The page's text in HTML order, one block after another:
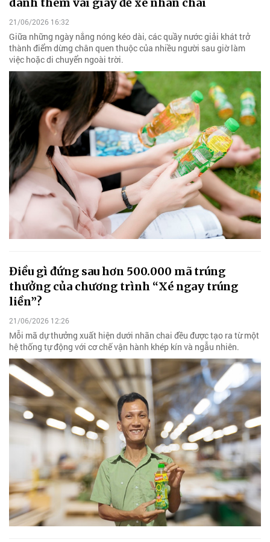
dành thêm vài giây để xé nhãn chai
21/06/2026 16:32
Giữa những ngày nắng nóng kéo dài, các quầy nước giải khát trở
thành điểm dừng chân quen thuộc của nhiều người sau giờ làm
việc hoặc di chuyển ngoài trời.
Điều gì đứng sau hơn 500.000 mã trúng
thưởng của chương trình “Xé ngay trúng
liền”?
21/06/2026 12:26
Mỗi mã dự thưởng xuất hiện dưới nhãn chai đều được tạo ra từ một
hệ thống tự động với cơ chế vận hành khép kín và ngẫu nhiên.